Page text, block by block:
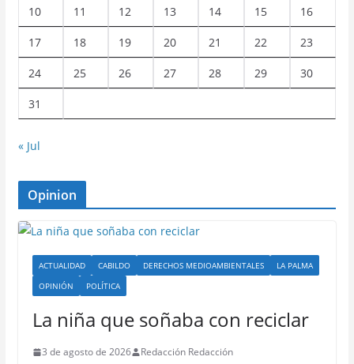
10 11 12 13 14 15 16
17 18 19 20 21 22 23
24 25 26 27 28 29 30
31
« Jul
Opinion
ACTUALIDAD CABILDO DERECHOS MEDIOAMBIENTALES
LA PALMA
OPINIÓN
POLÍTICA
La niña que soñaba con reciclar
3 de agosto de 2026 Redacción Redacción